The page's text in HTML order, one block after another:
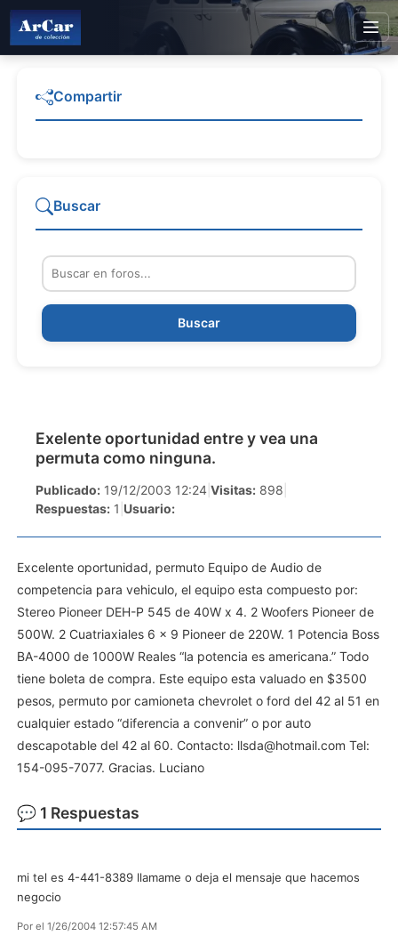
Exelente oportunidad entre y vea una
permuta como ninguna.
Publicado: 19/12/2003 12:24 Visitas: 898
Respuestas: 1 Usuario:
Excelente oportunidad, permuto Equipo de Audio de
competencia para vehiculo, el equipo esta compuesto por:
Stereo Pioneer DEH-P 545 de 40W x 4. 2 Woofers Pioneer de
500W. 2 Cuatriaxiales 6 x 9 Pioneer de 220W. 1 Potencia Boss
BA-4000 de 1000W Reales “la potencia es americana.” Todo
tiene boleta de compra. Este equipo esta valuado en $3500
pesos, permuto por camioneta chevrolet o ford del 42 al 51 en
cualquier estado “diferencia a convenir” o por auto
descapotable del 42 al 60. Contacto: llsda@hotmail.com Tel:
154-095-7077. Gracias. Luciano
💬 1 Respuestas
mi tel es 4-441-8389 llamame o deja el mensaje que hacemos
negocio
Por el 1/26/2004 12:57:45 AM
Compartir
Buscar
Buscar